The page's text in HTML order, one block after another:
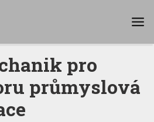
pro
průmyslová